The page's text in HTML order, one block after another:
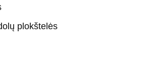
plokštelės